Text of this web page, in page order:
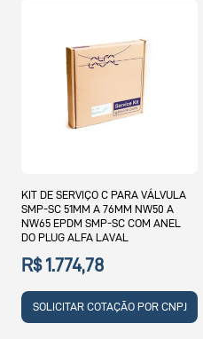
KIT DE SERVIÇO C PARA VÁLVULA
SMP-SC 51MM A 76MM NW50 A
NW65 EPDM SMP-SC COM ANEL
DO PLUG ALFA LAVAL
R$ 1.774,78
SOLICITAR COTAÇÃO POR CNPJ